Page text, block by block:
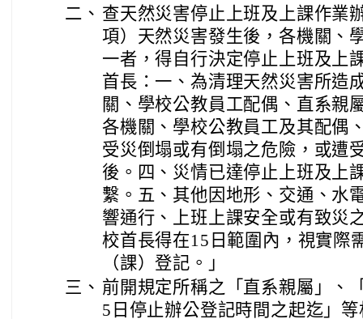
二、 查天然災害停止上班及上課作業
項）天然災害發生後，各機關、
一者，得自行決定停止上班及上
首長：一、為清理天然災害所造
關、學校公教員工配偶、直系親
各機關、學校公教員工及其配偶
受災倒塌或有倒塌之危險，或遭
後。四、災情已達停止上班及上
繫。五、其他因地形、交通、水
響通行、上班上課安全或有致災
校首長得在15日範圍內，視實際
（課）登記。」
三、 前開規定所稱之「直系親屬」、
5日停止辦公登記時間之起迄」